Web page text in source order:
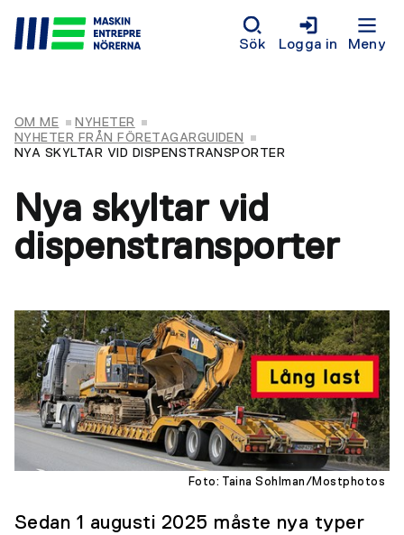
Sök Logga in Meny
OM ME
NYHETER
NYHETER FRÅN FÖRETAGARGUIDEN
NYA SKYLTAR VID DISPENSTRANSPORTER
Nya skyltar vid
dispenstransporter
Foto: Taina Sohlman/Mostphotos
Sedan 1 augusti 2025 måste nya typer